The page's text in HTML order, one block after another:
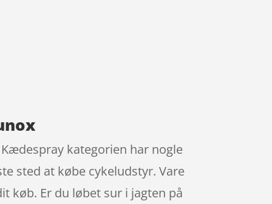
kategorien har nogle
sted at købe cykeludstyr. Vare
køb. Er du løbet sur i jagten på